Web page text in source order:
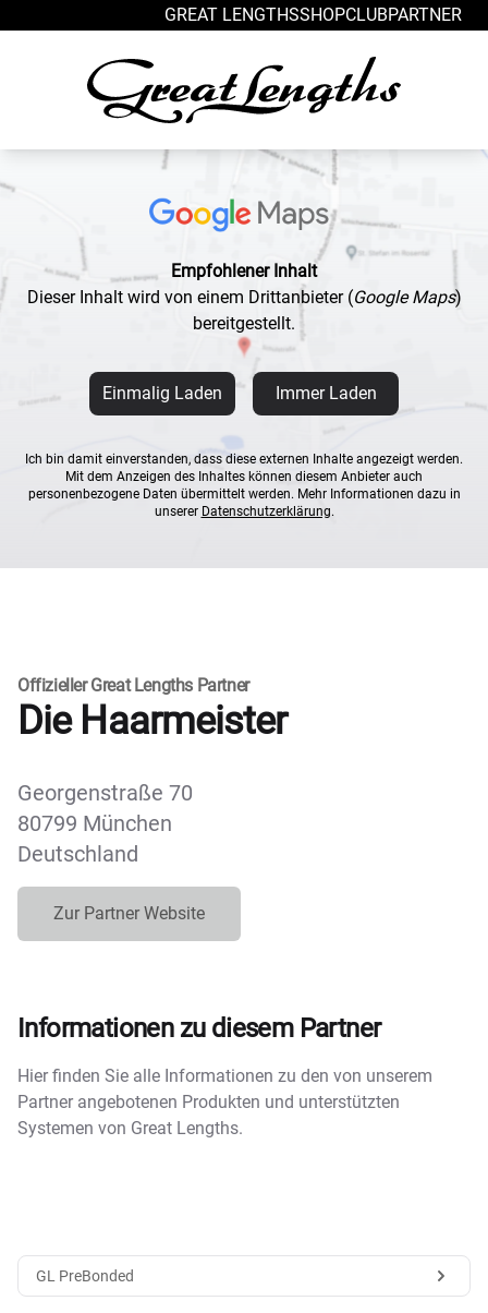
GREAT LENGTHSSHOPCLUBPARTNER
Empfohlener Inhalt
Dieser Inhalt wird von einem Drittanbieter (Google Maps)
bereitgestellt.
Einmalig Laden Immer Laden
Ich bin damit einverstanden, dass diese externen Inhalte angezeigt werden.
Mit dem Anzeigen des Inhaltes können diesem Anbieter auch
personenbezogene Daten übermittelt werden. Mehr Informationen dazu in
unserer Datenschutzerklärung.
Offizieller Great Lengths Partner
Die Haarmeister
Georgenstraße 70
80799 München
Deutschland
Zur Partner Website
Informationen zu diesem Partner
Hier finden Sie alle Informationen zu den von unserem
Partner angebotenen Produkten und unterstützten
Systemen von Great Lengths.
GL PreBonded